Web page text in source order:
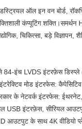
ऑल इन वन बोर्ड,
कंप्यूटिंग शक्ति।समर्थन
चिकित्सा, बड़े विज्ञापन,
इंच LVDS इंटरफ़ेस डिस्प्ले
मोड इंटरफेस:
के नेटवर्क इंटरफेस:
USB इंटरफ़ेस, सीरियल
आउटपुट के साथ 4K वीडियो